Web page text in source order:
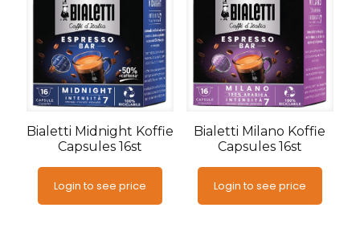
Bialetti Midnight Koffie
Capsules 16st
Login to see price
Bialetti Milano Koffie
Capsules 16st
Login to see price